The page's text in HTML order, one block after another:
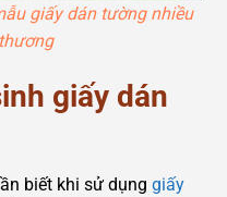
giấy dán tường nhiều
giấy dán
biết khi sử dụng giấy